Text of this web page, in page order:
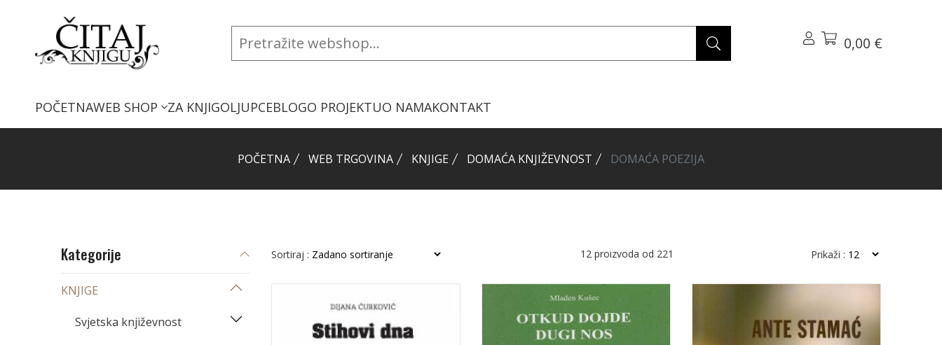
0,00 €
POČETNAWEB SHOP ZA KNJIGOLJUPCEBLOGO PROJEKTUO NAMAKONTAKT
POČETNA WEB TRGOVINA KNJIGE DOMAĆA KNJIŽEVNOST DOMAĆA POEZIJA
Sortiraj : 12 proizvoda od 221 Prikaži :
Kategorije
KNJIGE
Svjetska književnost